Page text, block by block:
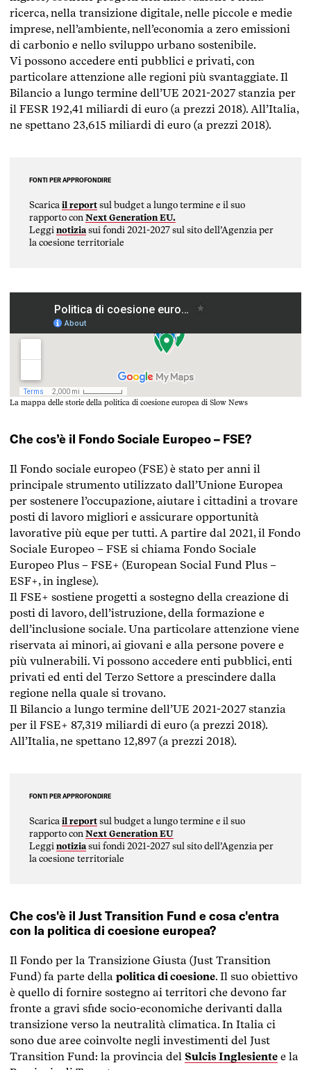
ricerca, nella transizione digitale, nelle piccole e medie
imprese, nell’ambiente, nell’economia a zero emissioni
di carbonio e nello sviluppo urbano sostenibile.
Vi possono accedere enti pubblici e privati, con
particolare attenzione alle regioni più svantaggiate. Il
Bilancio a lungo termine dell’UE 2021-2027 stanzia per
il FESR 192,41 miliardi di euro (a prezzi 2018). All’Italia,
ne spettano 23,615 miliardi di euro (a prezzi 2018).
FONTI PER APPROFONDIRE
Scarica il reportsul budget a lungo termine e il suo
rapporto con Next Generation EU.
Leggi notiziasui fondi 2021-2027 sul sito dell’Agenzia per
la coesione territoriale
La mappa delle storie della politica di coesione europea di Slow News
Che cos’è il Fondo Sociale Europeo – FSE?
Il Fondo sociale europeo (FSE) è stato per anni il
principale strumento utilizzato dall’Unione Europea
per sostenere l’occupazione, aiutare i cittadini a trovare
posti di lavoro migliori e assicurare opportunità
lavorative più eque per tutti. A partire dal 2021, il Fondo
Sociale Europeo – FSE si chiama Fondo Sociale
Europeo Plus – FSE+ (European Social Fund Plus –
ESF+, in inglese).
Il FSE+ sostiene progetti a sostegno della creazione di
posti di lavoro, dell’istruzione, della formazione e
dell’inclusione sociale.​ Una particolare attenzione viene
riservata ai minori, ai giovani e alla persone povere e
più vulnerabili. Vi possono accedere enti pubblici, enti
privati ed enti del Terzo Settore a prescindere dalla
regione nella quale si trovano.
Il Bilancio a lungo termine dell’UE 2021-2027 stanzia
per il FSE+ 87,319 miliardi di euro (a prezzi 2018).
All’Italia, ne spettano 12,897 (a prezzi 2018).
FONTI PER APPROFONDIRE
Scarica il reportsul budget a lungo termine e il suo
rapporto con Next Generation EU
Leggi notiziasui fondi 2021-2027 sul sito dell’Agenzia per
la coesione territoriale
Che cos'è il Just Transition Fund e cosa c'entra
con la politica di coesione europea?
Il Fondo per la Transizione Giusta (Just Transition
Fund) fa parte della politica di coesione. Il suo obiettivo
è quello di fornire sostegno ai territori che devono far
fronte a gravi sfide socio-economiche derivanti dalla
transizione verso la neutralità climatica. In Italia ci
sono due aree coinvolte negli investimenti del Just
Transition Fund: la provincia del Sulcis Inglesiente e la